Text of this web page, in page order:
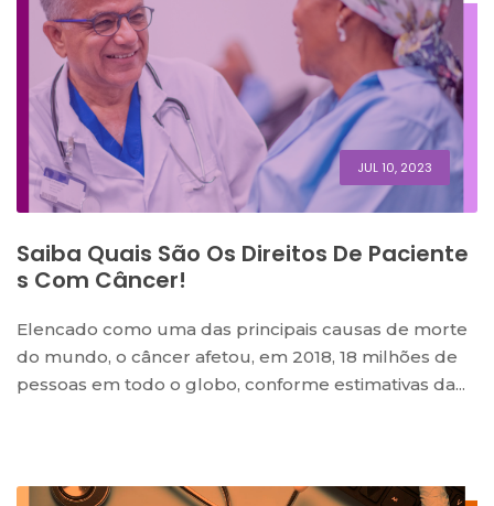
JUL 10, 2023
Saiba Quais São Os Direitos De Paciente
S Com Câncer!
Elencado como uma das principais causas de morte
do mundo, o câncer afetou, em 2018, 18 milhões de
pessoas em todo o globo, conforme estimativas da...